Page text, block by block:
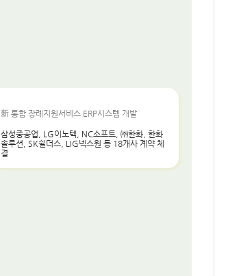
新 통합 장례지원서비스 ERP시스템 개발
삼성중공업, LG이노텍, NC소프트, ㈜한화, 한화
솔루션, SK쉴더스, LIG넥스원 등 18개사 계약 체
결